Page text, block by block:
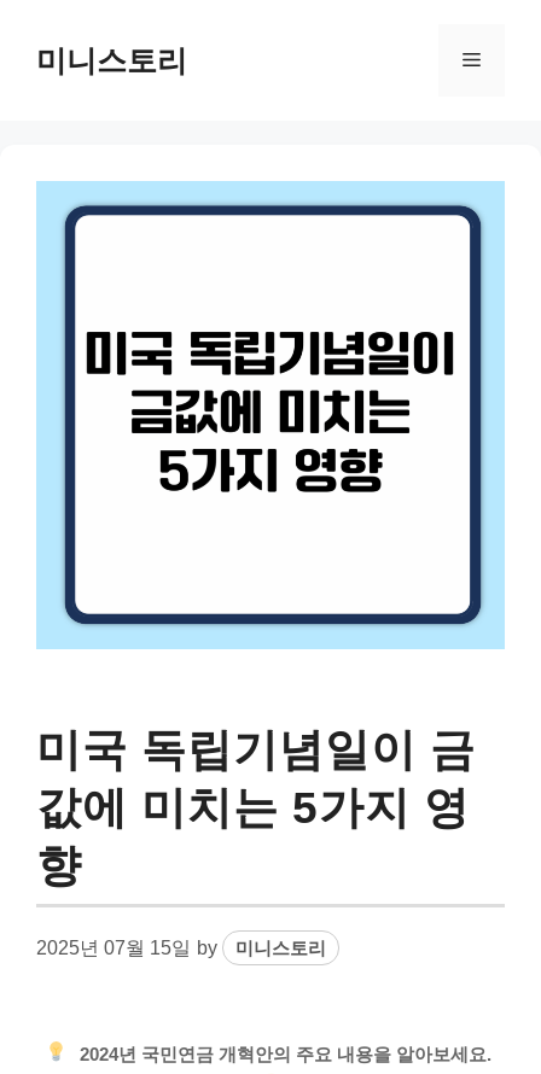
content미니스토리 Menu
미국 독립기념일이 금
값에 미치는 5가지 영
향
2025년 07월 15일 by 미니스토리
2024년 국민연금 개혁안의 주요 내용을 알아보세요.